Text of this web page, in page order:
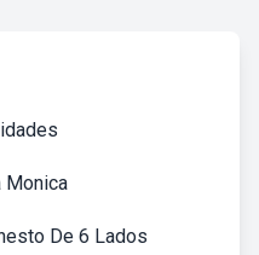
Monica
De 6 Lados